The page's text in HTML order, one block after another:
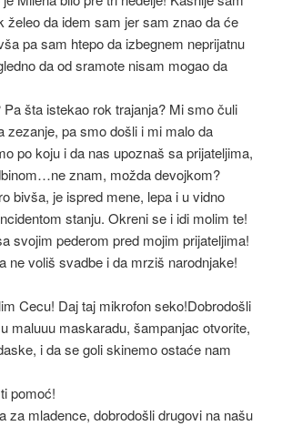
želeo da idem sam jer sam znao da će
pa sam htepo da izbegnem neprijatnu
da od sramote nisam mogao da
Pa šta istekao rok trajanja? Mi smo čuli
zezanje, pa smo došli i mi malo da
po koju i da nas upoznaš sa prijateljima,
znam, možda devojkom?
bivša, je ispred mene, lepa i u vidno
stanju. Okreni se i idi molim te!
svojim pederom pred mojim prijateljima!
ne voliš svadbe i da mrziš narodnjake!
Cecu! Daj taj mikrofon seko!Dobrodošli
maluuu maskaradu, šampanjac otvorite,
i da se goli skinemo ostaće nam
pomoć!
za mladence, dobrodošli drugovi na našu